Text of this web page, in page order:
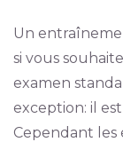
Un
si vous
examen
exception: il
Cependant